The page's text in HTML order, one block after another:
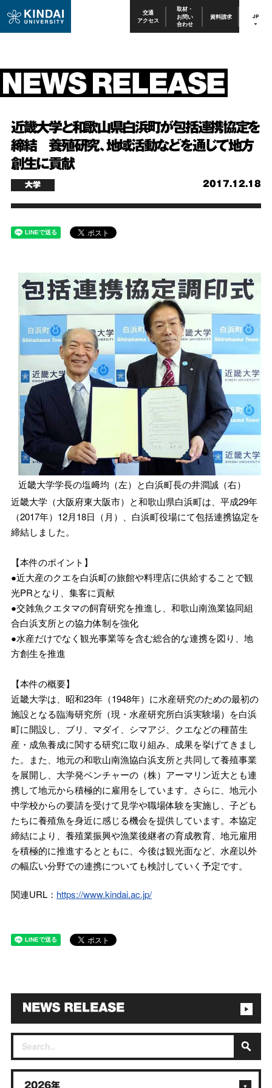
交通
アクセス
取材・
お問い
合わせ
資料請求 JP
近畿大学と和歌山県白浜町が包括連携協定を
締結 養殖研究、地域活動などを通じて地方
創生に貢献
2017.12.18
大学
近畿大学学長の塩﨑均（左）と白浜町長の井澗誠（右）
近畿大学（大阪府東大阪市）と和歌山県白浜町は、平成29年
（2017年）12月18日（月）、白浜町役場にて包括連携協定を
締結しました。
【本件のポイント】
●近大産のクエを白浜町の旅館や料理店に供給することで観
光PRとなり、集客に貢献
●交雑魚クエタマの飼育研究を推進し、和歌山南漁業協同組
合白浜支所との協力体制を強化
●水産だけでなく観光事業等を含む総合的な連携を図り、地
方創生を推進
【本件の概要】
近畿大学は、昭和23年（1948年）に水産研究のための最初の
施設となる臨海研究所（現・水産研究所白浜実験場）を白浜
町に開設し、ブリ、マダイ、シマアジ、クエなどの種苗生
産・成魚養成に関する研究に取り組み、成果を挙げてきまし
た。また、地元の和歌山南漁協白浜支所と共同して養殖事業
を展開し、大学発ベンチャーの（株）アーマリン近大とも連
携して地元から積極的に雇用をしています。さらに、地元小
中学校からの要請を受けて見学や職場体験を実施し、子ども
たちに養殖魚を身近に感じる機会を提供しています。本協定
締結により、養殖業振興や漁業後継者の育成教育、地元雇用
を積極的に推進するとともに、今後は観光面など、水産以外
の幅広い分野での連携についても検討していく予定です。
関連URL： https://www.kindai.ac.jp/
2026年